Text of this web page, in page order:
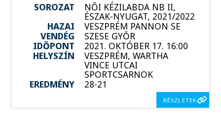
SOROZAT NŐI KÉZILABDA NB II,
ÉSZAK-NYUGAT, 2021/2022
HAZAI
VESZPRÉM PANNON SE
VENDÉG
SZESE GYŐR
IDŐPONT
2021. OKTÓBER 17. 16:00
HELYSZÍN
VESZPRÉM, WARTHA
VINCE UTCAI
SPORTCSARNOK
EREDMÉNY
28-21
RÉSZLETEK